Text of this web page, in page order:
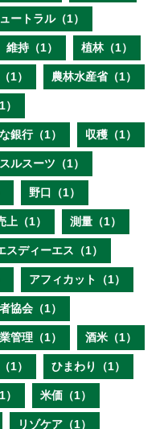
ートラル（1）
維持（1） 植林（1）
1） 農林水産省（1）
銀行（1） 収穫（1）
ルスーツ（1）
野口（1）
上（1） 測量（1）
スディーエス（1）
アフィカット（1）
協会（1）
管理（1） 酒米（1）
1） ひまわり（1）
米価（1）
リゾケア（1）